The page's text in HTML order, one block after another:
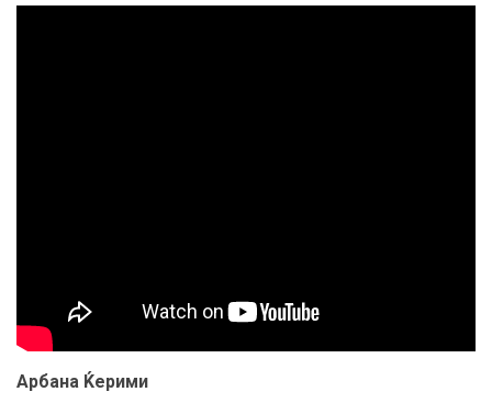
Арбана Ќерими